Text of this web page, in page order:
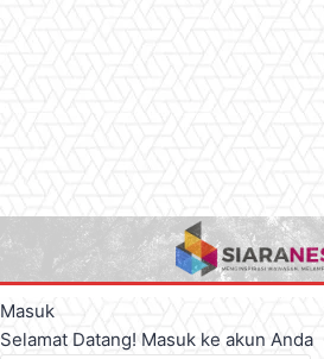
Masuk
Selamat Datang! Masuk ke akun Anda